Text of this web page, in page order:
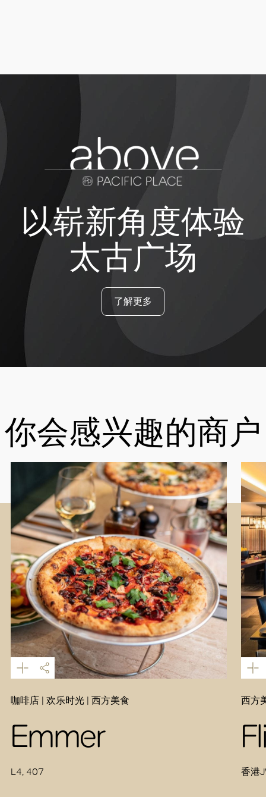
以崭新角度体验
太古广场
了解更多
你会感兴趣的商户
咖啡店 | 欢乐时光 | 西方美食
Emmer
L4, 407
西方
香港